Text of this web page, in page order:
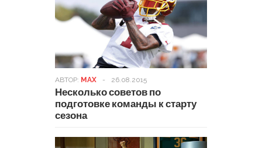
АВТОР: MAX - 26.08.2015
Несколько советов по
подготовке команды к старту
сезона